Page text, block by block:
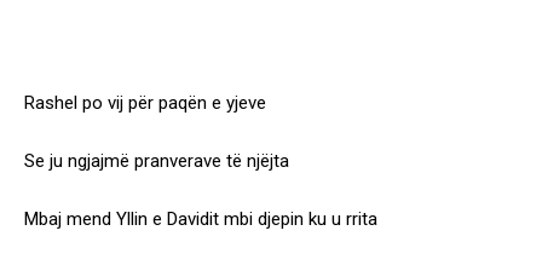
Rashel po vij për paqën e yjeve
Se ju ngjajmë pranverave të njëjta
Mbaj mend Yllin e Davidit mbi djepin ku u rrita